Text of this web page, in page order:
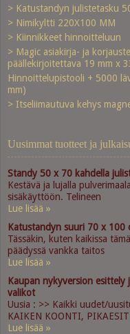
> Katustandyn julistetasku
> Nimikyltti 220X100 MM
> Kiinnikkeet hinnoitteluun
> Magic asiakirja- ja
päällekirjoitettava 19 mm x
Hinnoittelupistooli + 5000
mm)
> Itseliimautuva kehys
Uusimmat tuotteet ja
Standy 50 x 70 kahdella
Kestävä ja lujalla
sisäkäyttöön. Telineen
Lue lisää »
Katustandyn suuri 70 x 100
Tässäkin, kuten kaikissa
päädyssä vankka taitos
Lue lisää »
Kaupan nykyversion
valikot
Uusia : >> Kaikki uudet/
KAIKEN KOONTI,
Lue lisää »